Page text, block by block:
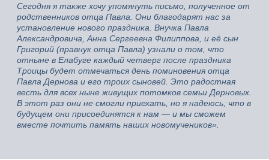
Сегодня я также хочу упомянуть письмо, полученное от
родственников отца Павла. Они благодарят нас за
установление нового праздника. Внучка Павла
Александровича, Анна Сергеевна Филиппова, и её сын
Григорий (правнук отца Павла) узнали о том, что
отныне в Елабуге каждый четверг после праздника
Троицы будет отмечаться день поминовения отца
Павла Дернова и его троих сыновей. Это радостная
весть для всех ныне живущих потомков семьи Дерновых.
В этот раз они не смогли приехать, но я надеюсь, что в
будущем они присоединятся к нам — и мы сможем
вместе почтить память наших новомучеников».